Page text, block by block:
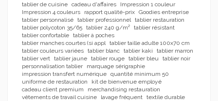
tablier de cuisine cadeau d'affaires
Impression 1 couleur
Impression 4 couleurs
rapport qualité-prix Goodies entreprise
tablier personnalisé tablier professionnel
tablier restauration
tablier polycoton 35/65 tablier 240 g/m² tablier résistant
tablier confortable tablier à poches
tablier manches courtes (si appl
tablier taille adulte 100x70 cm
tablier couleurs variées tablier blanc tablier kaki
tablier marron
tablier vert tablier jaune tablier rouge tablier bleu
tablier noir
personnalisation tablier
marquage sérigraphie
impression transfert numérique quantité minimum 50
uniforme de restauration
kit de bienvenue employé
cadeau client premium
merchandising restauration
vêtements de travail cuisine
lavage fréquent textile durable